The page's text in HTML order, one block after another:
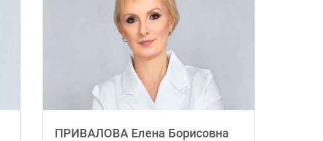
ПРИВАЛОВА Елена Борисовна